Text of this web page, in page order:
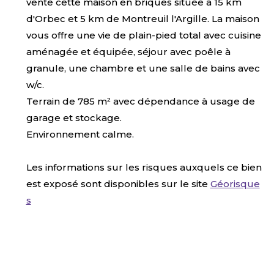
d'Orbec et 5 km de Montreuil l'Argille. La maison
vous offre une vie de plain-pied total avec cuisine
aménagée et équipée, séjour avec poêle à
granule, une chambre et une salle de bains avec
w/c.
Terrain de 785 m² avec dépendance à usage de
garage et stockage.
Environnement calme.
Les informations sur les risques auxquels ce bien
est exposé sont disponibles sur le site Géorisque
s